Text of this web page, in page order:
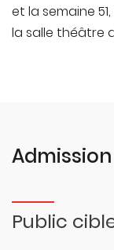
et la semaine
la salle théâtre
Admission
Public